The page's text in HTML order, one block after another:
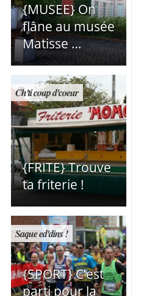
{MUSEE} On
flâne au musée
Matisse …
Ch'ti coup d'coeur
{FRITE} Trouve
ta friterie !
Saque ed'dins !
{SPORT} C’est
parti pour la